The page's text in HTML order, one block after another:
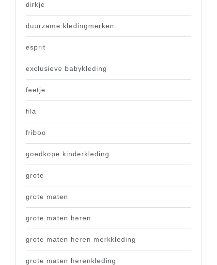
dirkje
duurzame kledingmerken
esprit
exclusieve babykleding
feetje
fila
friboo
goedkope kinderkleding
grote
grote maten
grote maten heren
grote maten heren merkkleding
grote maten herenkleding